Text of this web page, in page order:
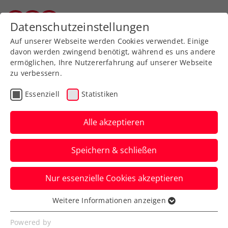
Zurück zur Newsübersicht
Turniere
ITF Tbilisi: Kostic
verpasst nach hartem
Kampf ihren 2.
Saisontriumph
Das ÖTV-Talent wird bei dem
Damenturnier in Georgiens Hauptstadt
erst im Finale gestoppt.
Datenschutzeinstellungen
Auf unserer Webseite werden Cookies verwendet. Einige
davon werden zwingend benötigt, während es uns andere
ermöglichen, Ihre Nutzererfahrung auf unserer Webseite
zu verbessern.
Essenziell Statistiken
Alle akzeptieren
Speichern & schließen
Nur essenzielle Cookies akzeptieren
Essenziell
Essenzielle Cookies werden für grundlegende
Weitere Informationen anzeigen
Powered by